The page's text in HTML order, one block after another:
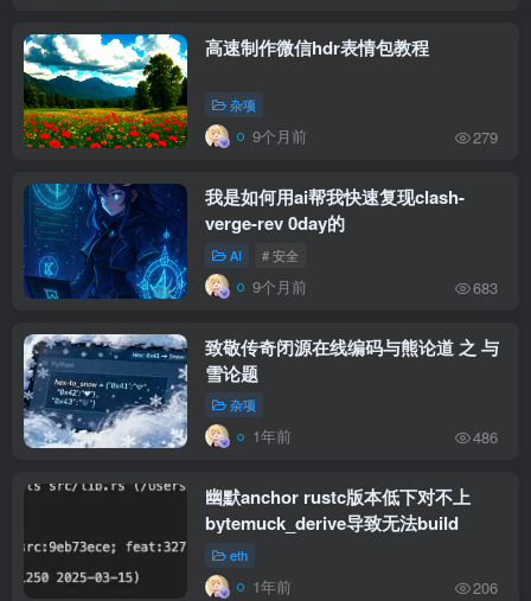
高速制作微信hdr表情包教程
杂项
9个月前 279
我是如何用ai帮我快速复现clash-
verge-rev 0day的
AI # 安全
9个月前 683
致敬传奇闭源在线编码与熊论道 之 与
雪论题
杂项
1年前 486
幽默anchor rustc版本低下对不上
bytemuck_derive导致无法build
eth
1年前 206